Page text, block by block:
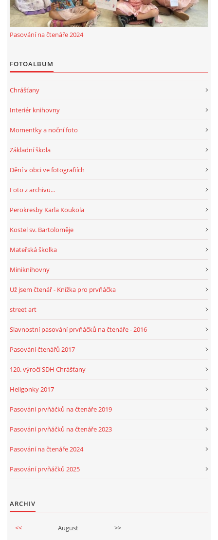
Pasování na čtenáře 2024
FOTOALBUM
Chrášťany
Interiér knihovny
Momentky a noční foto
Základní škola
Dění v obci ve fotografiích
Foto z archivu...
Perokresby Karla Koukola
Kostel sv. Bartoloměje
Mateřská školka
Miniknihovny
Už jsem čtenář - Knížka pro prvňáčka
street art
Slavnostní pasování prvňáčků na čtenáře - 2016
Pasování čtenářů 2017
120. výročí SDH Chrášťany
Heligonky 2017
Pasování prvňáčků na čtenáře 2019
Pasování prvňáčků na čtenáře 2023
Pasování na čtenáře 2024
Pasování prvňáčků 2025
ARCHIV
<< August
>>